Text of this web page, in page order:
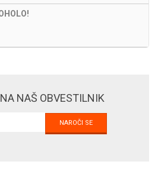
NAŠ OBVESTILNIK